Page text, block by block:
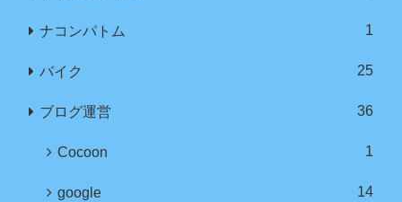
ナコンパトム 1
バイク 25
ブログ運営 36
Cocoon 1
google 14